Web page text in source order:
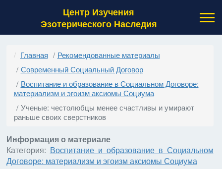
Центр Изучения
Эзотерического Наследия
Главная
Рекомендованные материалы
Современный Социальный Договор
Воспитание и образование в Социальном Договоре:
материализм и эгоизм аксиомы Социума
Ученые: честолюбцы менее счастливы и умирают
раньше своих сверстников
Информация о материале
Категория: Воспитание и образование в Социальном
Договоре: материализм и эгоизм аксиомы Социума